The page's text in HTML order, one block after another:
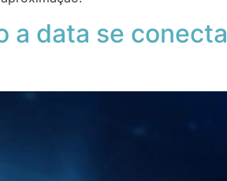
a data se conecta